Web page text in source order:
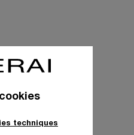
techniques